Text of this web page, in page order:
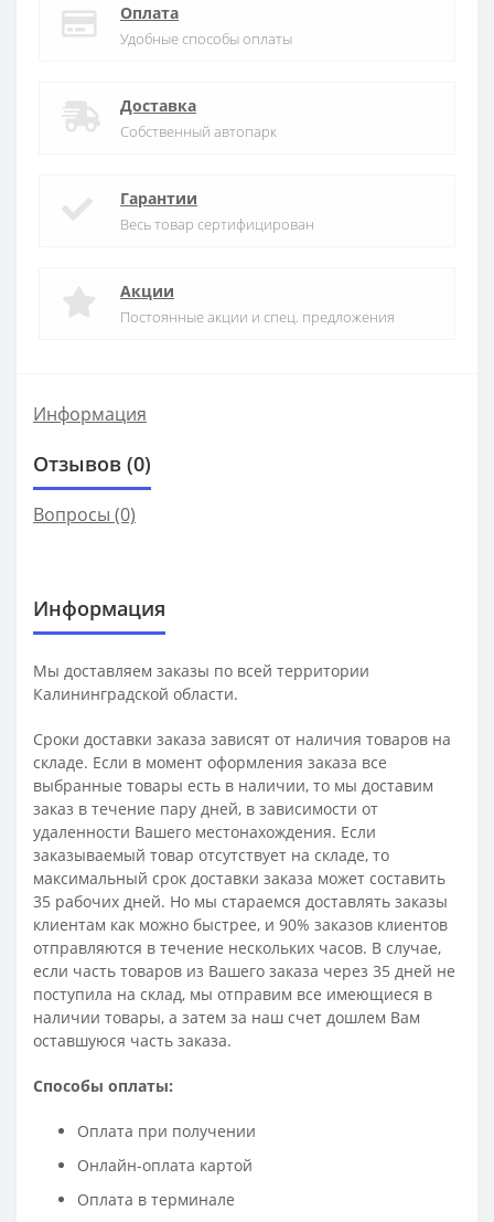
Оплата
Удобные способы оплаты
Доставка
Собственный автопарк
Гарантии
Весь товар сертифицирован
Акции
Постоянные акции и спец. предложения
Информация
Отзывов (0)
Вопросы (0)
Информация
Мы доставляем заказы по всей территории
Калининградской области.
Сроки доставки заказа зависят от наличия товаров на
складе. Если в момент оформления заказа все
выбранные товары есть в наличии, то мы доставим
заказ в течение пару дней, в зависимости от
удаленности Вашего местонахождения. Если
заказываемый товар отсутствует на складе, то
максимальный срок доставки заказа может составить
35 рабочих дней. Но мы стараемся доставлять заказы
клиентам как можно быстрее, и 90% заказов клиентов
отправляются в течение нескольких часов. В случае,
если часть товаров из Вашего заказа через 35 дней не
поступила на склад, мы отправим все имеющиеся в
наличии товары, а затем за наш счет дошлем Вам
оставшуюся часть заказа.
Способы оплаты:
Оплата при получении
Онлайн-оплата картой
Оплата в терминале